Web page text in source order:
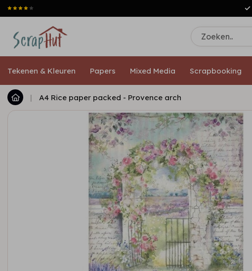
Tekenen & Kleuren Papers Mixed Media Scrapbooking
| A4 Rice paper packed - Provence arch